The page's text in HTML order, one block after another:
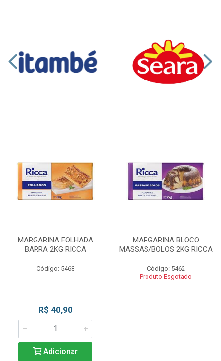
MARGARINA FOLHADA
BARRA 2KG RICCA
Código: 5468
R$ 40,90
Adicionar
MARGARINA BLOCO
MASSAS/BOLOS 2KG RICCA
Código: 5462
Produto Esgotado